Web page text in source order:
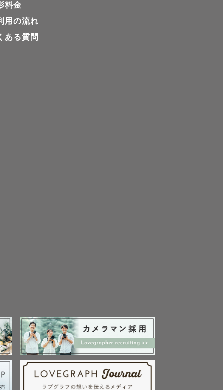
料金
用の流れ
ある質問